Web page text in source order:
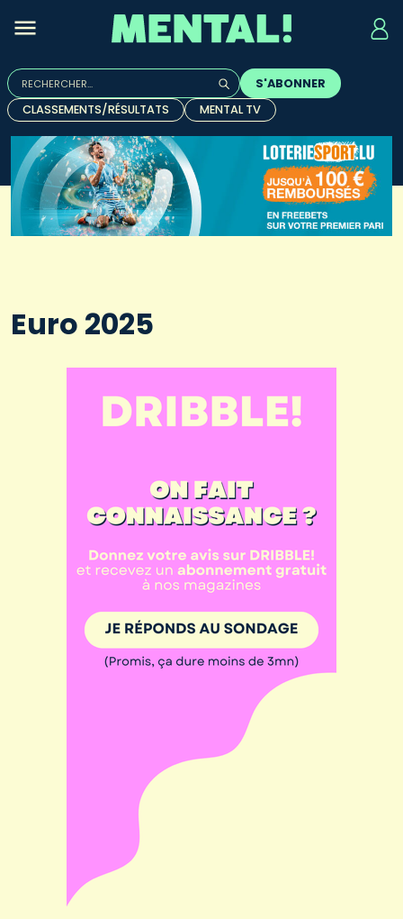
Rechercher :
Quand les résultats de l'auto-complétion sont
S'ABONNER
CLASSEMENTS/RÉSULTATS
MENTAL TV
Euro 2025